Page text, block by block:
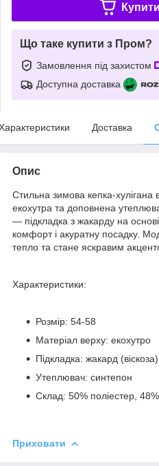
Що таке купити з Пром?
Замовлення під захистом
Доступна доставка
Доставка
Опис
Стильна зимова кепка-хулігана
екохутра та доповнена
— підкладка з жакарду на
комфорт і акуратну посадку.
тепло та стане яскравим
Характеристики:
Розмір: 54-58
Матеріал верху: екохутро
Підкладка: жакард (віскоза)
Утеплювач: синтепон
Склад: 50% поліестер,
Приховати